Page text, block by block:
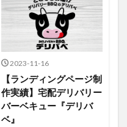
2023-11-16
【ランディングページ制
作実績】宅配デリバリー
バーベキュー『デリバ
ベ』